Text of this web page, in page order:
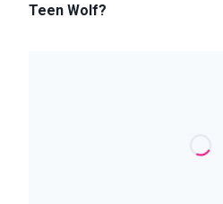
Teen Wolf?